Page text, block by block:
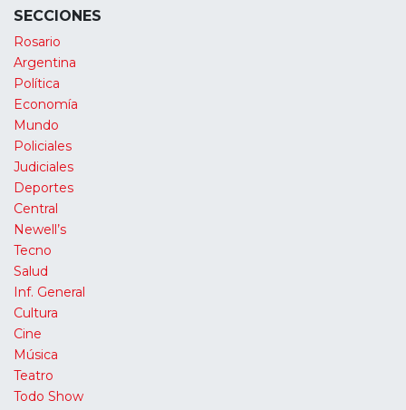
SECCIONES
Rosario
Argentina
Política
Economía
Mundo
Policiales
Judiciales
Deportes
Central
Newell’s
Tecno
Salud
Inf. General
Cultura
Cine
Música
Teatro
Todo Show